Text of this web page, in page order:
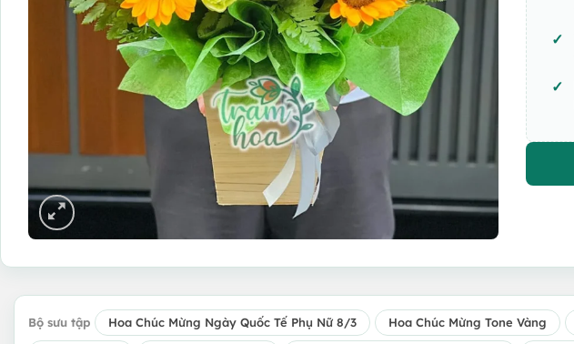
Bộ sưu tập Hoa Chúc Mừng Ngày Quốc Tế Phụ Nữ 8/3 Hoa Chúc Mừng Tone Vàng